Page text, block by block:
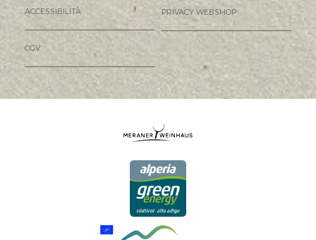
ACCESSIBILITÀ PRIVACY WEBSHOP
CGV